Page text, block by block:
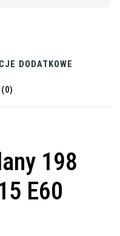
DODATKOWE
198
E60